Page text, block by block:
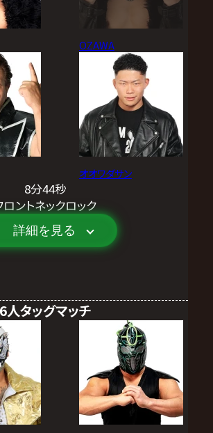
OZAWA
オオワダサン
8分44秒
ロントネックロック
詳細を見る
6人タッグマッチ